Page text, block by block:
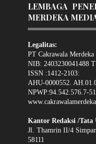
LEMBAGA
MERDEKA
Legalitas:
PT Cakrawala Merdeka
NIB: 2403230041488
ISSN :1412-2103:
AHU-0000552.
NPWP:94.542.576.7-
Kantor Redaksi /Tata
Jl. Thamrin II/4
58111